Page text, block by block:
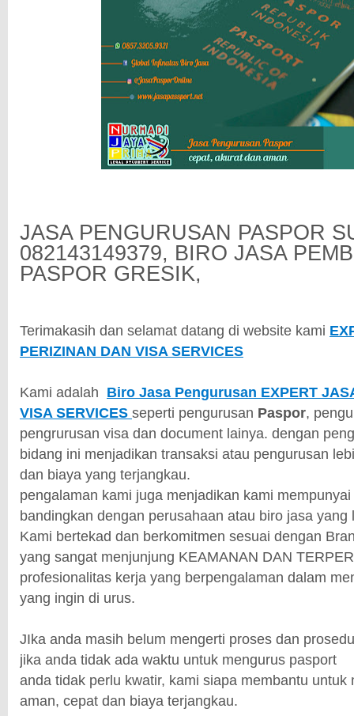
JASA PENGURUSAN PASPOR
082143149379, BIRO JASA
PASPOR GRESIK,
Terimakasih dan selamat datang di website kami
PERIZINAN DAN VISA SERVICES
Kami adalah Biro Jasa Pengurusan EXPERT
VISA SERVICES seperti pengurusan Paspor,
pengrurusan visa dan document lainya. dengan
bidang ini menjadikan transaksi atau pengurusan
dan biaya yang terjangkau.
pengalaman kami juga menjadikan kami
bandingkan dengan perusahaan atau biro jasa yang
Kami bertekad dan berkomitmen sesuai dengan
yang sangat menjunjung KEAMANAN DAN
profesionalitas kerja yang berpengalaman dalam
yang ingin di urus.
JIka anda masih belum mengerti proses dan
jika anda tidak ada waktu untuk mengurus pasport
anda tidak perlu kwatir, kami siapa membantu untuk
aman, cepat dan biaya terjangkau.